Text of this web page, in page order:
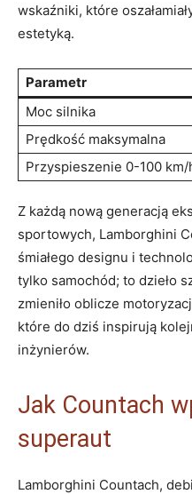
wskaźniki, które
estetyką.
Parametr
Moc silnika
Prędkość maksymalna
Przyspieszenie 0-100 km/
Z każdą nową generacją
sportowych, Lamborghini
śmiałego designu i
tylko samochód; to dzieło
zmieniło oblicze
które do dziś inspirują
inżynierów.
Jak Countach
superaut
Lamborghini Countach,